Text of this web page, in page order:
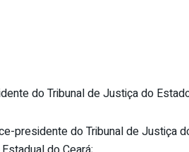
do Tribunal de Justiça do
presidente do Tribunal de Justiça